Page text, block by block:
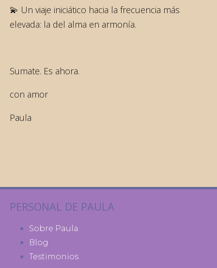
💫 Un viaje iniciático hacia la frecuencia más
elevada: la del alma en armonía.
Sumate. Es ahora.
con amor
Paula
PERSONAL DE PAULA
Sobre Paula
Blog
Testimonios